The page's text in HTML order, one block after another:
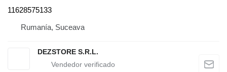
11628575133
Rumanía, Suceava
DEZSTORE S.R.L.